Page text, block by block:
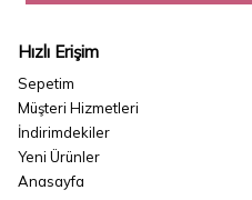
Hızlı Erişim
Sepetim
Müşteri Hizmetleri
İndirimdekiler
Yeni Ürünler
Anasayfa